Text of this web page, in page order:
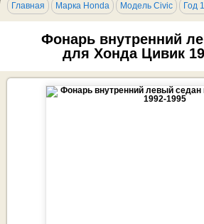
Главная Марка Honda Модель Civic Год
Фонарь внутренний
для Хонда Цивик